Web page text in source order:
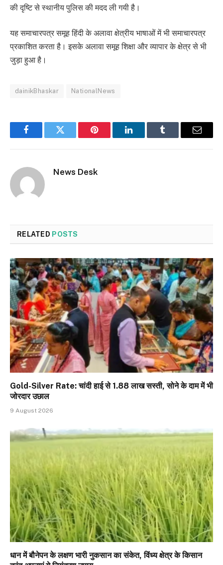
की दृष्टि से स्थानीय पुलिस की मदद ली गयी है।
यह समाचारपत्र समूह हिंदी के अलावा क्षेत्रीय भाषाओं में भी समाचारपत्र
प्रकाशित करता है। इसके अलावा समूह शिक्षा और व्यापार के क्षेत्र से भी
जुड़ा हुआ है।
dainikBhaskar NationalNews
FacebookTwitter Pinterest LinkedInTumblr Email
News Desk
RELATED POSTS
Gold-Silver Rate: चांदी हाई से ₹1.88 लाख सस्ती, सोने के दाम में भी
जोरदार उछाल
9 August 2026
धान में बौनेपन के लक्षण भारी नुकसान का संकेत, विंध्य क्षेत्र के किसान